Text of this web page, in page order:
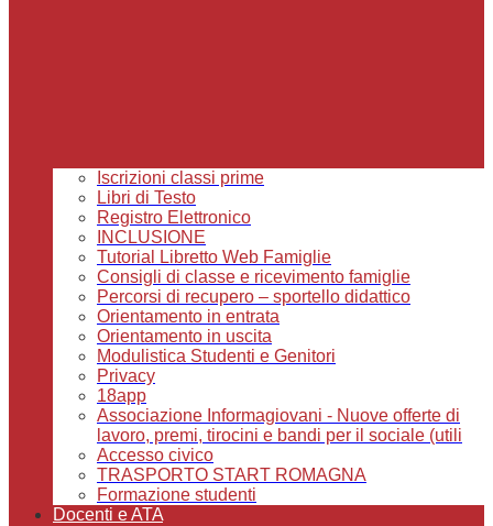
Iscrizioni classi prime
Libri di Testo
Registro Elettronico
INCLUSIONE
Tutorial Libretto Web Famiglie
Consigli di classe e ricevimento famiglie
Percorsi di recupero – sportello didattico
Orientamento in entrata
Orientamento in uscita
Modulistica Studenti e Genitori
Privacy
18app
Associazione Informagiovani - Nuove offerte di
lavoro, premi, tirocini e bandi per il sociale (utili
Accesso civico
TRASPORTO START ROMAGNA
Formazione studenti
Docenti e ATA